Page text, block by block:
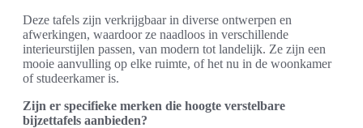
Deze tafels zijn verkrijgbaar in diverse ontwerpen en
afwerkingen, waardoor ze naadloos in verschillende
interieurstijlen passen, van modern tot landelijk. Ze zijn een
mooie aanvulling op elke ruimte, of het nu in de woonkamer
of studeerkamer is.
Zijn er specifieke merken die hoogte verstelbare
bijzettafels aanbieden?